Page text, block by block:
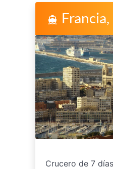
directions_boat Francia,
Crucero de 7